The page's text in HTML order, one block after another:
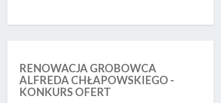
RENOWACJA GROBOWCA
ALFREDA CHŁAPOWSKIEGO -
KONKURS OFERT